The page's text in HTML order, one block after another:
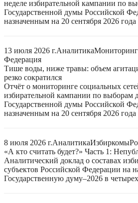
неделе избирательной кампании по
Государственной думы Российской
назначенным на 20 сентября 2026 года
13 июля 2026 г.АналитикаМониторинг
Федерация
Тише воды, ниже травы: объем
резко сократился
Отчёт о мониторинге социальных
избирательной кампании по выборам
Государственной думы Российской
назначенным на 20 сентября 2026 года
8 июля 2026 г.АналитикаИзбиркомы
«А кто считать будет?» Часть 1:
Аналитический доклад о составах
субъектов Российской Федерации на
Государственную думу–2026 в